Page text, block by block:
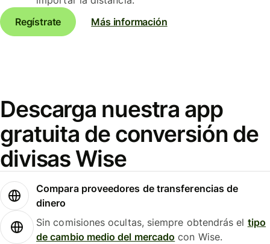
Regístrate
Más información
Descarga nuestra app
gratuita de conversión de
divisas Wise
Compara proveedores de transferencias de
dinero
Sin comisiones ocultas, siempre obtendrás el tipo
de cambio medio del mercado con Wise.